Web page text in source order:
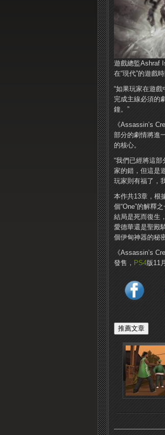
遊戲總監Ashraf
在“現代”的遊戲
“如果玩家在遊
完成主線必須的
鐘。”
《Assassin’s
部分的劇情將進
的核心。
“我們已經將這
家的錯，但這是
玩家則有福了，
本作共13章，根
個“One”的解釋
結局是死而復生
愛德華還是聖殿
個伊甸神器的秘
《Assassin’s
發售， PS4版11